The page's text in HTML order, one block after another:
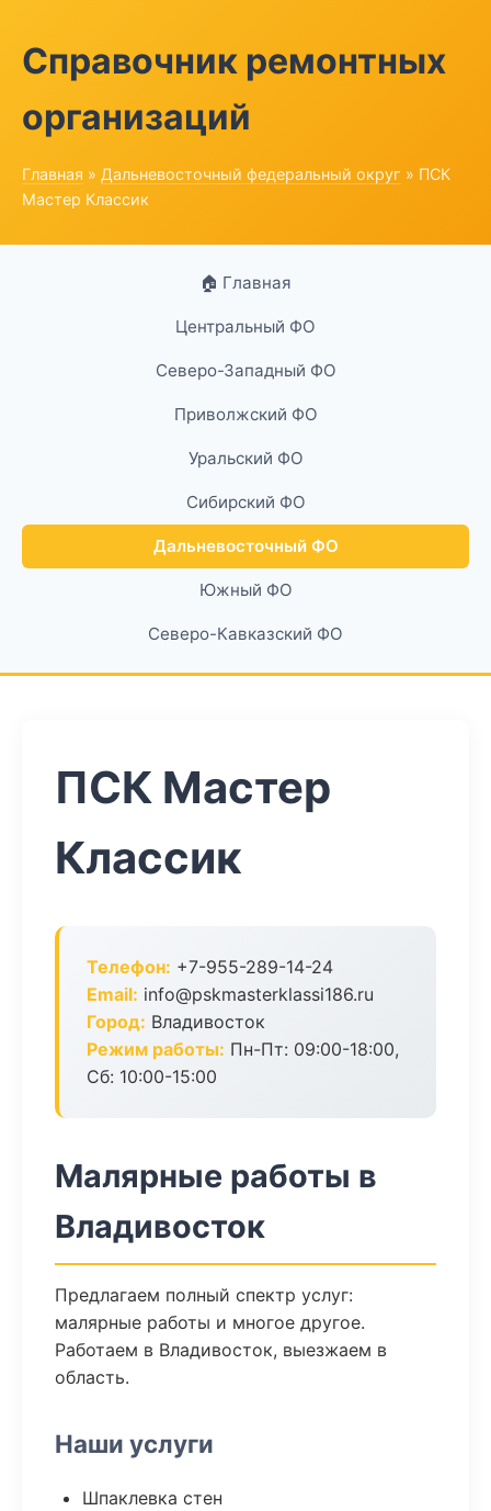
Справочник ремонтных
организаций
Главная » Дальневосточный федеральный округ » ПСК
Мастер Классик
🏠 Главная
Центральный ФО
Северо-Западный ФО
Приволжский ФО
Уральский ФО
Сибирский ФО
Дальневосточный ФО
Южный ФО
Северо-Кавказский ФО
ПСК Мастер
Классик
Телефон: +7-955-289-14-24
Email: info@pskmasterklassi186.ru
Город: Владивосток
Режим работы: Пн-Пт: 09:00-18:00,
Сб: 10:00-15:00
Малярные работы в
Владивосток
Предлагаем полный спектр услуг:
малярные работы и многое другое.
Работаем в Владивосток, выезжаем в
область.
Наши услуги
Шпаклевка стен